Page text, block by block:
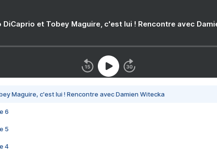
DiCaprio et Tobey Maguire, c'est lui ! Rencontre avec
Maguire, c'est lui ! Rencontre avec Damien Witecka
6
5
4